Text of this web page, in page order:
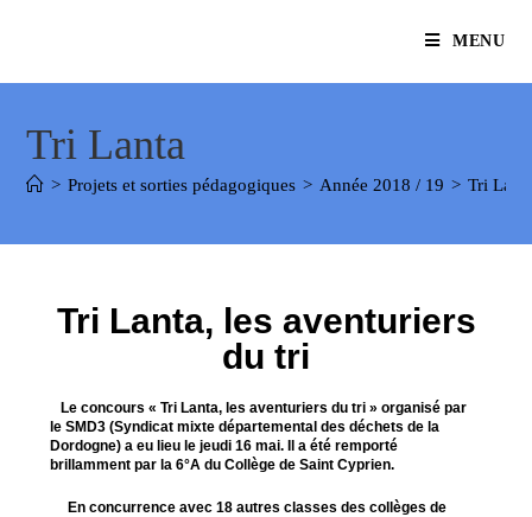
MENU
Tri Lanta
> Projets et sorties pédagogiques > Année 2018 / 19 > Tri
Tri Lanta, les aventuriers
du tri
Le concours« Tri Lanta, les aventuriers du tri » organisé par
le SMD3 (Syndicat mixte départemental des déchets de la
Dordogne) a eu lieu lejeudi 16 mai. Il a étéremporté
brillamment par la 6°A du Collège de Saint Cyprien.
En concurrence avec 18 autres classes des collèges de